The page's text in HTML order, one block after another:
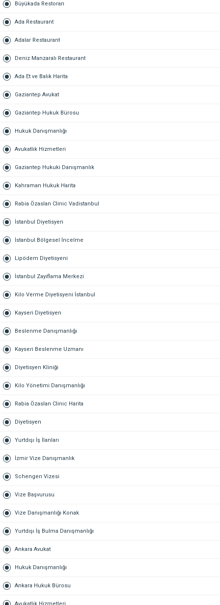
Büyükada Restoran
Ada Restaurant
Adalar Restaurant
Deniz Manzaralı Restaurant
Ada Et ve Balık Harita
Gaziantep Avukat
Gaziantep Hukuk Bürosu
Hukuk Danışmanlığı
Avukatlık Hizmetleri
Gaziantep Hukuki Danışmanlık
Kahraman Hukuk Harita
Rabia Özaslan Clinic Vadistanbul
İstanbul Diyetisyen
İstanbul Bölgesel İncelme
Lipödem Diyetisyeni
İstanbul Zayıflama Merkezi
Kilo Verme Diyetisyeni İstanbul
Kayseri Diyetisyen
Beslenme Danışmanlığı
Kayseri Beslenme Uzmanı
Diyetisyen Kliniği
Kilo Yönetimi Danışmanlığı
Rabia Özaslan Clinic Harita
Diyetisyen
Yurtdışı İş İlanları
İzmir Vize Danışmanlık
Schengen Vizesi
Vize Başvurusu
Vize Danışmanlığı Konak
Yurtdışı İş Bulma Danışmanlığı
Ankara Avukat
Hukuk Danışmanlığı
Ankara Hukuk Bürosu